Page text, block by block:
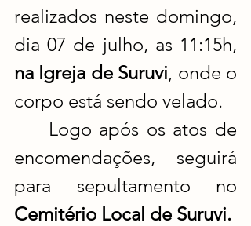
realizados neste domingo,
na Igreja de Suruvi, onde o
corpo está sendo velado.
encomendações, seguirá
Cemitério Local de Suruvi.